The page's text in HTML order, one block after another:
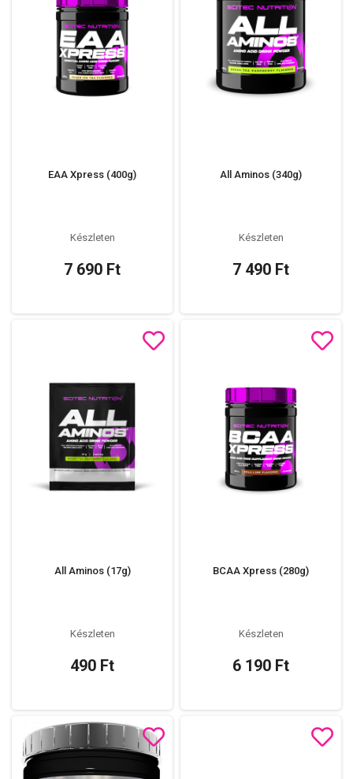
EAA Xpress (400g)
Készleten
7 690 Ft
All Aminos (340g)
Készleten
7 490 Ft
All Aminos (17g)
Készleten
490 Ft
BCAA Xpress (280g)
Készleten
6 190 Ft